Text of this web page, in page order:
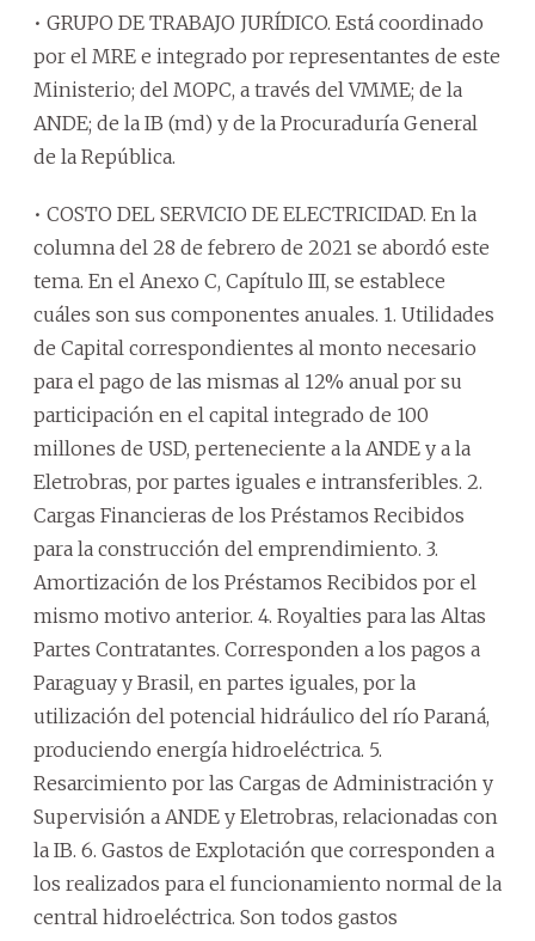
• GRUPO DE TRABAJO JURÍDICO. Está coordinado
por el MRE e integrado por representantes de este
Ministerio; del MOPC, a través del VMME; de la
ANDE; de la IB (md) y de la Procuraduría General
de la República.
• COSTO DEL SERVICIO DE ELECTRICIDAD. En la
columna del 28 de febrero de 2021 se abordó este
tema. En el Anexo C, Capítulo III, se establece
cuáles son sus componentes anuales. 1. Utilidades
de Capital correspondientes al monto necesario
para el pago de las mismas al 12% anual por su
participación en el capital integrado de 100
millones de USD, perteneciente a la ANDE y a la
Eletrobras, por partes iguales e intransferibles. 2.
Cargas Financieras de los Préstamos Recibidos
para la construcción del emprendimiento. 3.
Amortización de los Préstamos Recibidos por el
mismo motivo anterior. 4. Royalties para las Altas
Partes Contratantes. Corresponden a los pagos a
Paraguay y Brasil, en partes iguales, por la
utilización del potencial hidráulico del río Paraná,
produciendo energía hidroeléctrica. 5.
Resarcimiento por las Cargas de Administración y
Supervisión a ANDE y Eletrobras, relacionadas con
la IB. 6. Gastos de Explotación que corresponden a
los realizados para el funcionamiento normal de la
central hidroeléctrica. Son todos gastos